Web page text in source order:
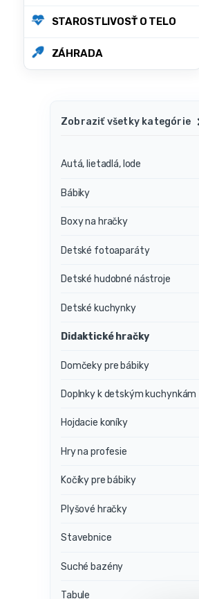
STAROSTLIVOSŤ O TELO
ZÁHRADA
Zobraziť všetky kategórie
Autá, lietadlá, lode
Bábiky
Boxy na hračky
Detské fotoaparáty
Detské hudobné nástroje
Detské kuchynky
Didaktické hračky
Domčeky pre bábiky
Doplnky k detským kuchynkám
Hojdacie koníky
Hry na profesie
Kočíky pre bábiky
Plyšové hračky
Stavebnice
Suché bazény
Tabule